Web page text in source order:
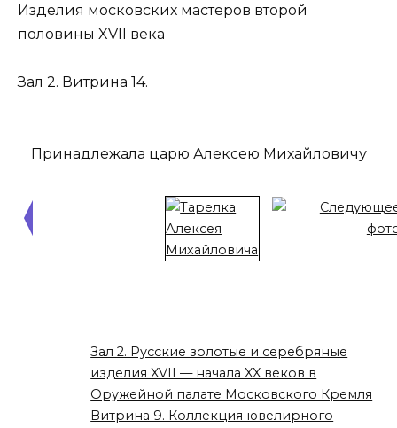
Изделия московских мастеров второй
половины XVII века
Зал 2. Витрина 14.
Принадлежала царю Алексею Михайловичу
Зал 2. Русские золотые и серебряные
изделия XVII — начала XX веков в
Оружейной палате Московского Кремля
Витрина 9. Коллекция ювелирного